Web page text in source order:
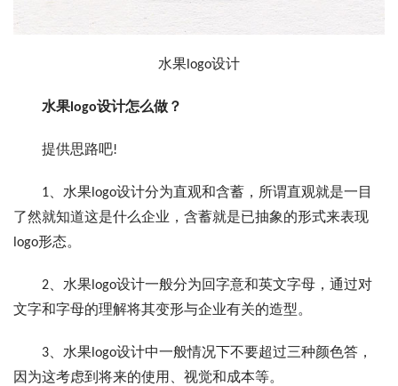
水果logo设计
水果logo设计怎么做？
提供思路吧!
1、水果logo设计分为直观和含蓄，所谓直观就是一目
了然就知道这是什么企业，含蓄就是已抽象的形式来表现
logo形态。
2、水果logo设计一般分为回字意和英文字母，通过对
文字和字母的理解将其变形与企业有关的造型。
3、水果logo设计中一般情况下不要超过三种颜色答，
因为这考虑到将来的使用、视觉和成本等。